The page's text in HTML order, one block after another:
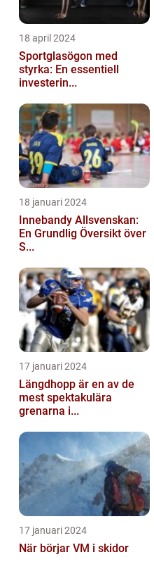
18 april 2024
Sportglasögon med
styrka: En essentiell
investerin...
18 januari 2024
Innebandy Allsvenskan:
En Grundlig Översikt över
S...
17 januari 2024
Längdhopp är en av de
mest spektakulära
grenarna i...
17 januari 2024
När börjar VM i skidor